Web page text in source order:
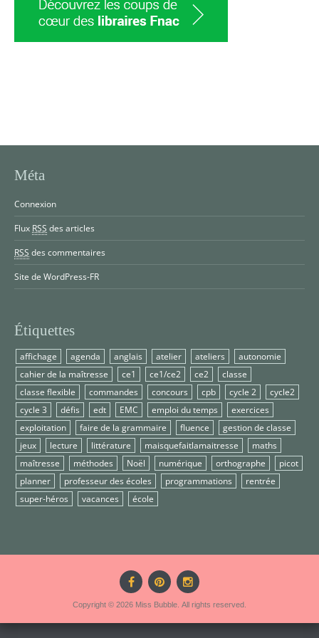
Méta
Connexion
Flux RSS des articles
RSS des commentaires
Site de WordPress-FR
Étiquettes
affichage agenda anglais atelier ateliers
autonomie
cahier de la maîtresse
ce1 ce1/ce2 ce2
classe
classe flexible
commandes concours cpb cycle 2
cycle2
cycle 3
défis edt EMC emploi du temps
exercices
exploitation
faire de la grammaire fluence
gestion de classe
jeux
lecture littérature maisquefaitlamaitresse
maths
maîtresse
méthodes Noël numérique orthographe
picot
planner
professeur des écoles programmations
rentrée
super-héros
vacances école
Copyright © 2026 Miss Bubble. All rights reserved.